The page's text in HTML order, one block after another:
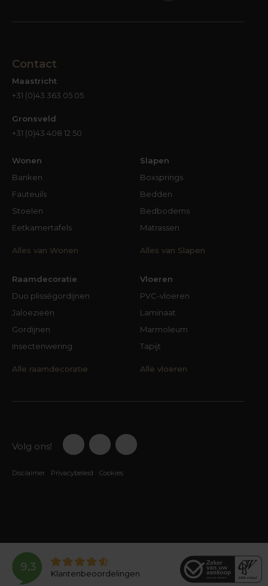
Contact
Maastricht
+31 (0)43 363 05 05
Gronsveld
+31 (0)43 408 12 50
Wonen
Banken
Fauteuils
Stoelen
Eetkamertafels
Alles van Wonen
Slapen
Boxsprings
Bedden
Bedbodems
Matrassen
Alles van Slapen
Raamdecoratie
Duo plisségordijnen
Jaloezieën
Gordijnen
Insectenwering
Alle raamdecoratie
Vloeren
PVC-vloeren
Laminaat
Marmoleum
Tapijt
Alle vloeren
Volg ons!
Disclaimer Privacybeleid Cookies
9,3
Klantenbeoordelingen